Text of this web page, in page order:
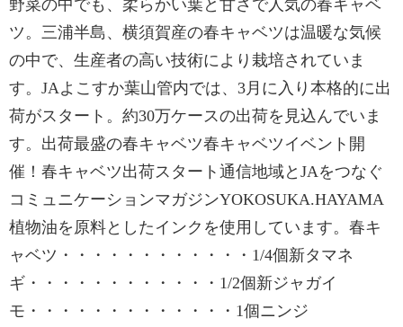
野菜の中でも、柔らかい葉と甘さで人気の春キャベ
ツ。三浦半島、横須賀産の春キャベツは温暖な気候
の中で、生産者の高い技術により栽培されていま
す。JAよこすか葉山管内では、3月に入り本格的に出
荷がスタート。約30万ケースの出荷を見込んでいま
す。出荷最盛の春キャベツ春キャベツイベント開
催！春キャベツ出荷スタート通信地域とJAをつなぐ
コミュニケーションマガジンYOKOSUKA.HAYAMA
植物油を原料としたインクを使用しています。春キ
ャベツ・・・・・・・・・・・・1/4個新タマネ
ギ・・・・・・・・・・・・1/2個新ジャガイ
モ・・・・・・・・・・・・・1個ニンジ